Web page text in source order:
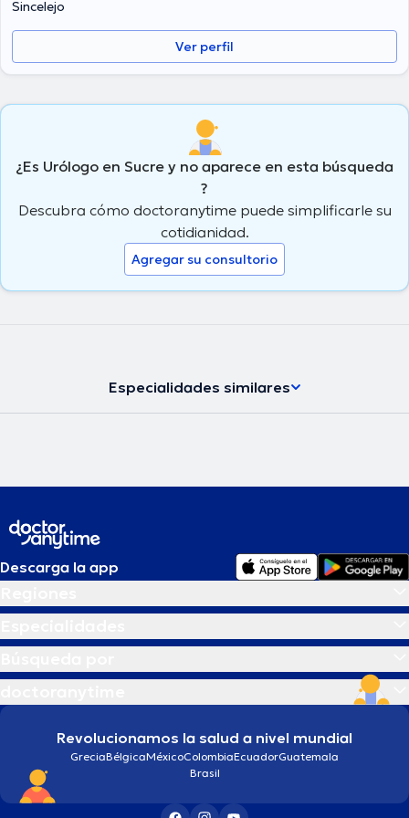
Español es el idioma principal manejados por el especialista.
Sincelejo
Ver perfil
¿Es Urólogo en Sucre y no aparece en esta búsqueda
?
Descubra cómo doctoranytime puede simplificarle su
cotidianidad.
Agregar su consultorio
Especialidades similares
Descarga la app
Revolucionamos la salud a nivel mundial
GreciaBélgicaMéxicoColombiaEcuadorGuatemala
Brasil